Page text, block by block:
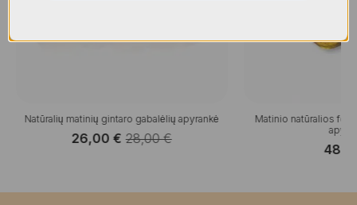
Natūralių matinių gintaro gabalėlių apyrankė
28,00€
Original
28,00 €.
26,00 €Current
26,00 €.
Matinio natūralios